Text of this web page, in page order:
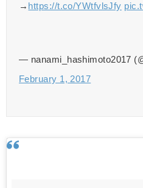
→ https://t.co/YWtfvlsJfy
— nanami_hashimoto2017
February 1, 2017